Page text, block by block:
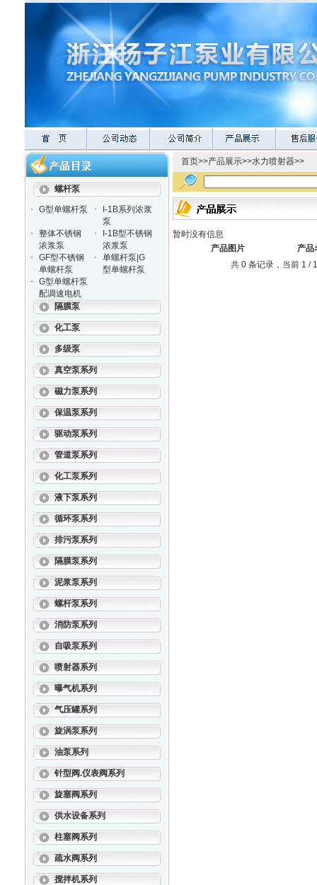
螺杆泵
·
G型单螺杆泵 ·
I-1B系列浓浆
泵
·
整体不锈钢
浓浆泵
·
I-1B型不锈钢
浓浆泵
·
GF型不锈钢
单螺杆泵
·
单螺杆泵|G
型单螺杆泵
·
G型单螺杆泵
配调速电机
隔膜泵
化工泵
多级泵
真空泵系列
磁力泵系列
保温泵系列
驱动泵系列
管道泵系列
化工泵系列
液下泵系列
循环泵系列
排污泵系列
隔膜泵系列
泥浆泵系列
螺杆泵系列
消防泵系列
自吸泵系列
喷射器系列
曝气机系列
气压罐系列
旋涡泵系列
油泵系列
针型阀.仪表阀系列
旋塞阀系列
供水设备系列
柱塞阀系列
疏水阀系列
搅拌机系列
首页>>产品展示>>水力喷射器>>
暂时没有信息
产品图片
产品
共 0 条记录，当前 1